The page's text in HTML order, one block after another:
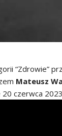
“Zdrowie”
Mateusz
czerwca